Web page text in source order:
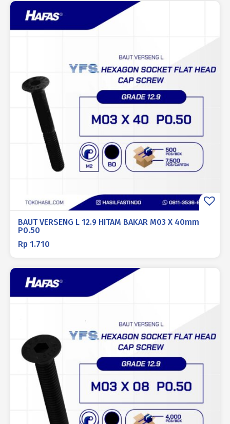
BAUT VERSENG L 12.9 HITAM BAKAR M03 X 40mm
P0.50
Rp 1.710